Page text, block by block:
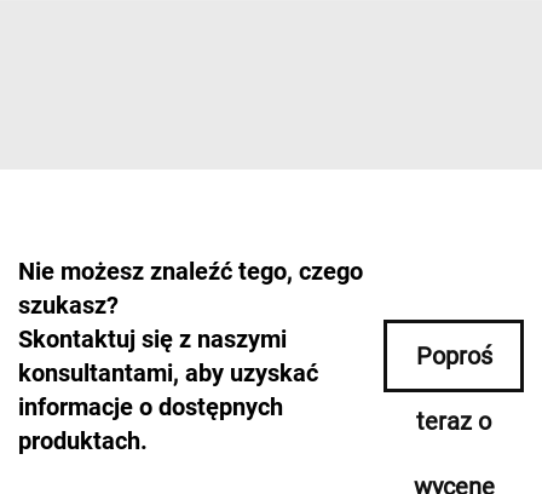
Nie możesz znaleźć tego, czego
szukasz?
Skontaktuj się z naszymi
konsultantami, aby uzyskać
informacje o dostępnych
produktach.
Poproś
teraz o
wycenę